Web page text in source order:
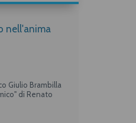
nell'anima
Giulio Brambilla
di Renato